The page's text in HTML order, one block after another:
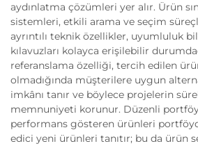
aydınlatma çözümleri yer alır. Ürün
sistemleri, etkili arama ve seçim
ayrıntılı teknik özellikler, uyumluluk
kılavuzları kolayca erişilebilir
referanslama özelliği, tercih edilen
olmadığında müşterilere uygun
imkânı tanır ve böylece projelerin
memnuniyeti korunur. Düzenli
performans gösteren ürünleri
edici yeni ürünleri tanıtır; bu da ürün